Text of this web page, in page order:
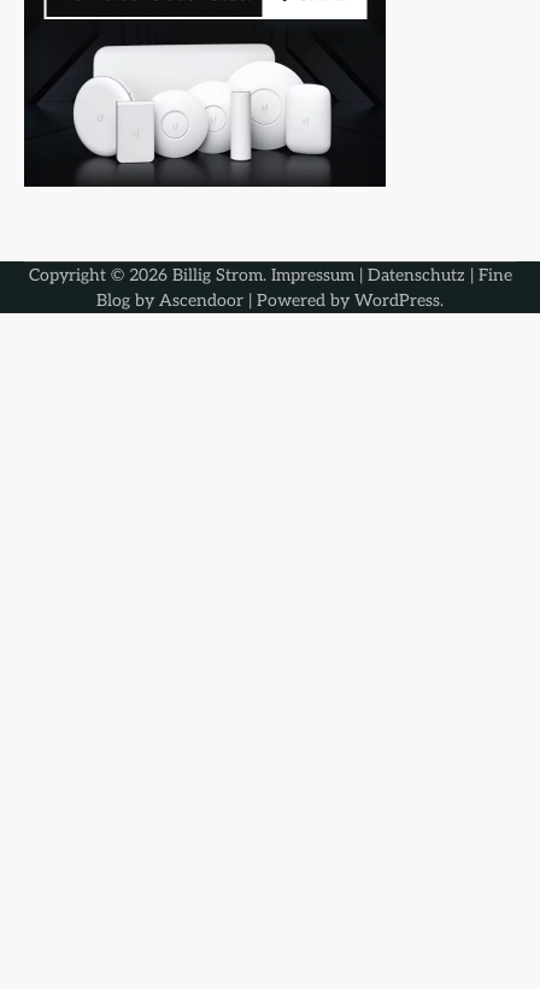
Copyright © 2026 Billig Strom. Impressum| Datenschutz | Fine
Blog by Ascendoor | Powered by WordPress.